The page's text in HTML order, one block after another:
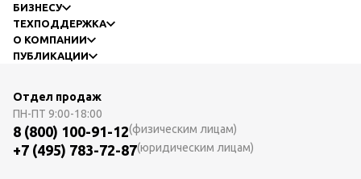
БИЗНЕСУ
ТЕХПОДДЕРЖКА
О КОМПАНИИ
ПУБЛИКАЦИИ
Отдел продаж
ПН-ПТ 9:00-18:00
8 (800) 100-91-12(физическим лицам)
+7 (495) 783-72-87(юридическим лицам)